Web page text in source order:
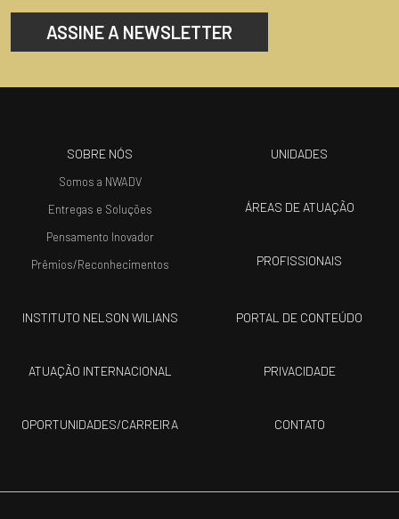
ASSINE A NEWSLETTER
SOBRE NÓS
Somos a NWADV
Entregas e Soluções
Pensamento Inovador
Prêmios/Reconhecimentos
UNIDADES
ÁREAS DE ATUAÇÃO
PROFISSIONAIS
INSTITUTO NELSON WILIANS
ATUAÇÃO INTERNACIONAL
OPORTUNIDADES/CARREIRA
PORTAL DE CONTEÚDO
PRIVACIDADE
CONTATO